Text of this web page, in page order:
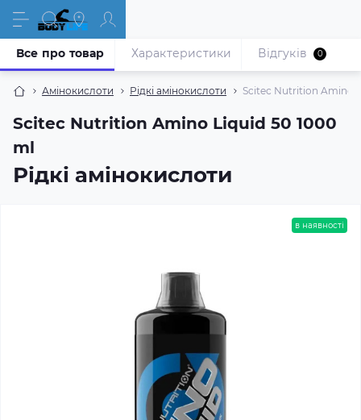
Амінокислоти Рідкі амінокислоти Scitec Nutrition Amino
Scitec Nutrition Amino Liquid 50 1000
ml
Рідкі амінокислоти
Все про товар Характеристики Відгуків 0
в наявності